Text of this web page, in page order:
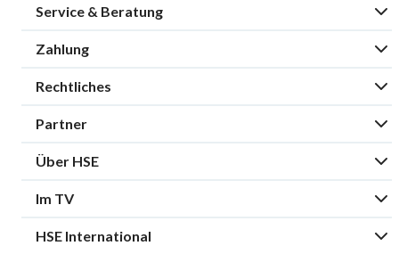
Service & Beratung
Zahlung
Rechtliches
Partner
Über HSE
Im TV
HSE International